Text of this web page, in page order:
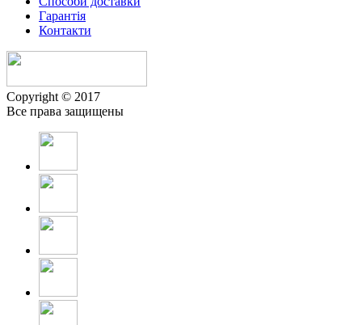
Гарантiя
Контакти
Copyright © 2017
Все права защищены